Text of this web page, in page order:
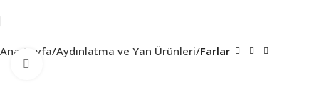
Ana Sayfa Aydınlatma ve Yan Ürünleri Farlar